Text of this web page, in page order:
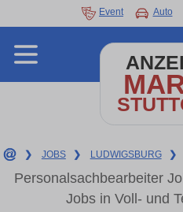
Event Auto
❯ JOBS ❯ LUDWIGSBURG ❯
Personalsachbearbeiter
Jobs in Voll- und